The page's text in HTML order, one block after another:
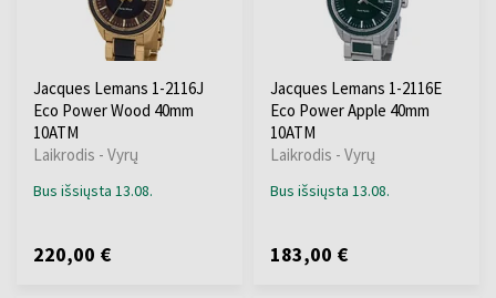
Jacques Lemans 1-2116J
Eco Power Wood 40mm
10ATM
Laikrodis - Vyrų
Bus išsiųsta 13.08.
220,00 €
Jacques Lemans 1-2116E
Eco Power Apple 40mm
10ATM
Laikrodis - Vyrų
Bus išsiųsta 13.08.
183,00 €